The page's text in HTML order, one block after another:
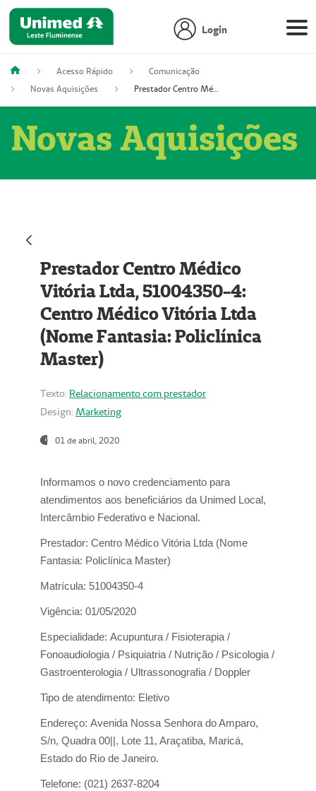
Login
Acesso Rápido
Comunicação
Novas Aquisições
Prestador Centro Médico Vitória Ltda, 51004350-4: Centro Médico Vitória Ltda (Nome Fantasia: Policlínica Master)
Novas Aquisições
Prestador Centro Médico
Vitória Ltda, 51004350-4:
Centro Médico Vitória Ltda
(Nome Fantasia: Policlínica
Master)
Texto: Relacionamento com prestador
Design: Marketing
01 de abril, 2020
Informamos o novo credenciamento para
atendimentos aos beneficiários da Unimed Local,
Intercâmbio Federativo e Nacional.
Prestador: Centro Médico Vitória Ltda (Nome
Fantasia: Policlínica Master)
Matrícula: 51004350-4
Vigência: 01/05/2020
Especialidade: Acupuntura / Fisioterapia /
Fonoaudiologia / Psiquiatria / Nutrição / Psicologia /
Gastroenterologia / Ultrassonografia / Doppler
Tipo de atendimento: Eletivo
Endereço: Avenida Nossa Senhora do Amparo,
S/n, Quadra 00||, Lote 11, Araçatiba, Maricá,
Estado do Rio de Janeiro.
Telefone: (021) 2637-8204